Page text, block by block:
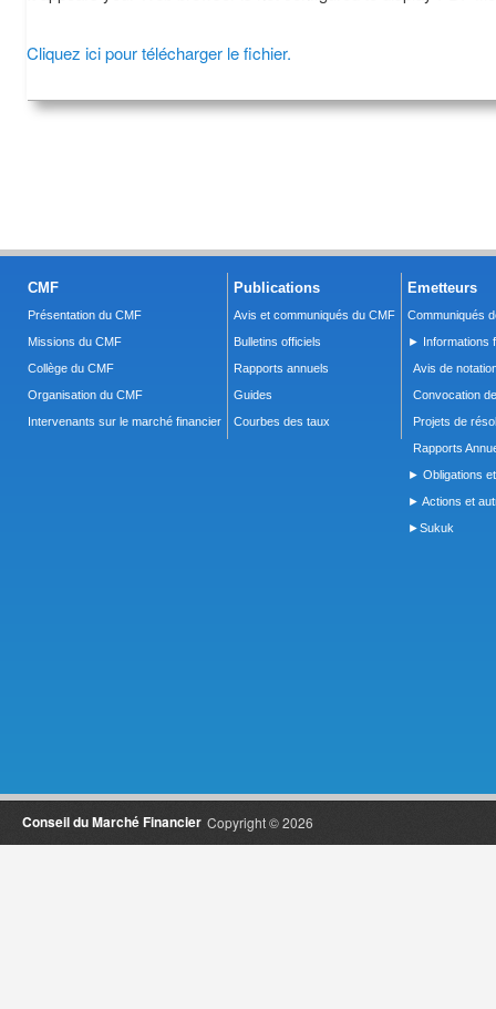
Cliquez ici pour télécharger le fichier.
CMF
Présentation du CMF
Missions du CMF
Collège du CMF
Organisation du CMF
Intervenants sur le marché financier
Publications
Avis et communiqués du CMF
Bulletins officiels
Rapports annuels
Guides
Courbes des taux
Emetteurs
Communiqués
► Informations
Avis de
Convocation
Projets de
Rapports
► Obligations
► Actions et
►Sukuk
Copyright © 2026
Conseil du Marché Financier